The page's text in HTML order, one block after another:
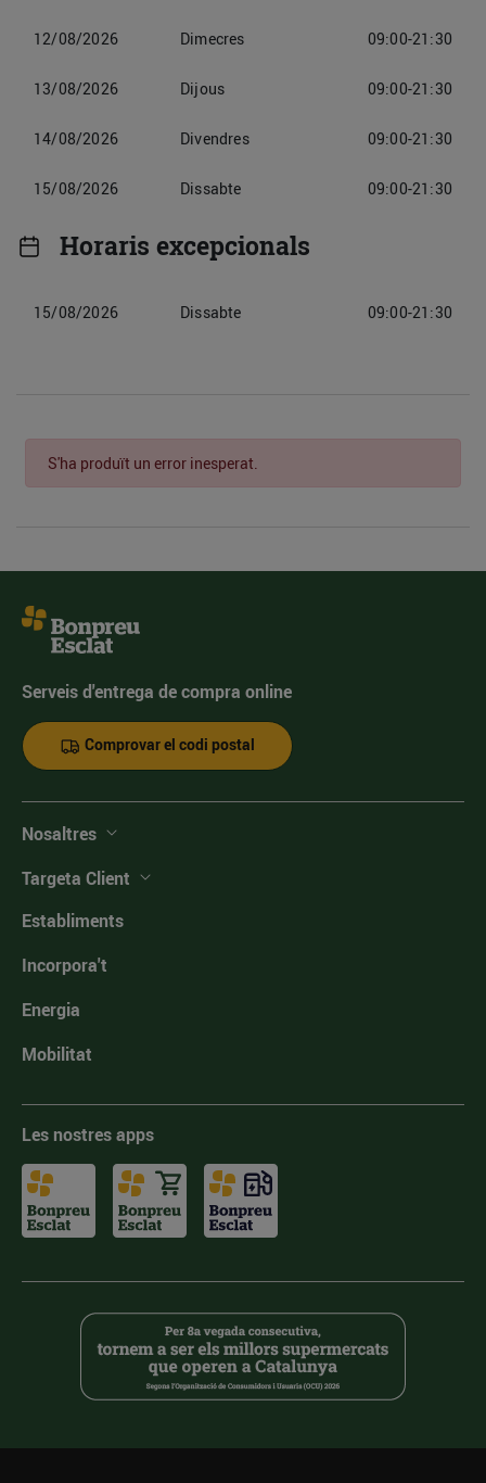
12/08/2026 Dimecres 09:00-21:30
13/08/2026 Dijous 09:00-21:30
14/08/2026 Divendres 09:00-21:30
15/08/2026 Dissabte 09:00-21:30
Horaris excepcionals
15/08/2026 Dissabte 09:00-21:30
S'ha produït un error inesperat.
Serveis d'entrega de compra online
Comprovar el codi postal
Nosaltres
Targeta Client
Establiments
Incorpora't
Energia
Mobilitat
Les nostres apps